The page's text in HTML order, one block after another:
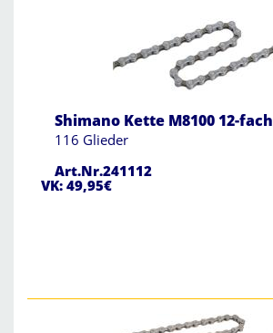
Shimano Kette M8100 12-fach
116 Glieder
Art.Nr.241112
VK: 49,95€